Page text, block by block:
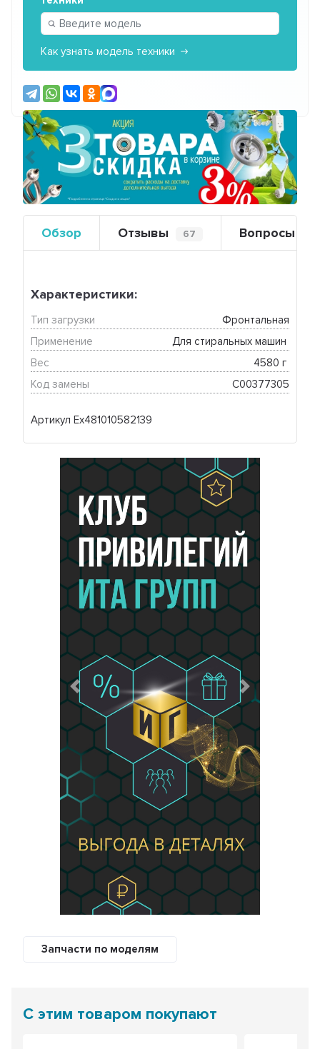
Как узнать модель техники
Предыдущий
Обзор Отзывы 67 Вопросы
Артикул Ex481010582139
Характеристики:
Тип загрузки
Фронтальная
Применение
Для стиральных машин
Вес
4580 г
Код замены
C00377305
Предыдущий Следующий
Запчасти по моделям
С этим товаром покупают